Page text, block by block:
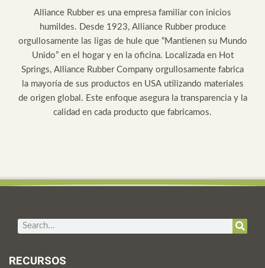
Alliance Rubber es una empresa familiar con inicios
humildes. Desde 1923, Alliance Rubber produce
orgullosamente las ligas de hule que “Mantienen su Mundo
Unido” en el hogar y en la oficina. Localizada en Hot
Springs, Alliance Rubber Company orgullosamente fabrica
la mayoría de sus productos en USA utilizando materiales
de origen global. Este enfoque asegura la transparencia y la
calidad en cada producto que fabricamos.
RECURSOS